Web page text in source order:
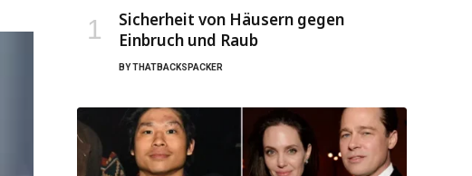
Sicherheit von Häusern gegen
Einbruch und Raub
BYTHATBACKSPACKER